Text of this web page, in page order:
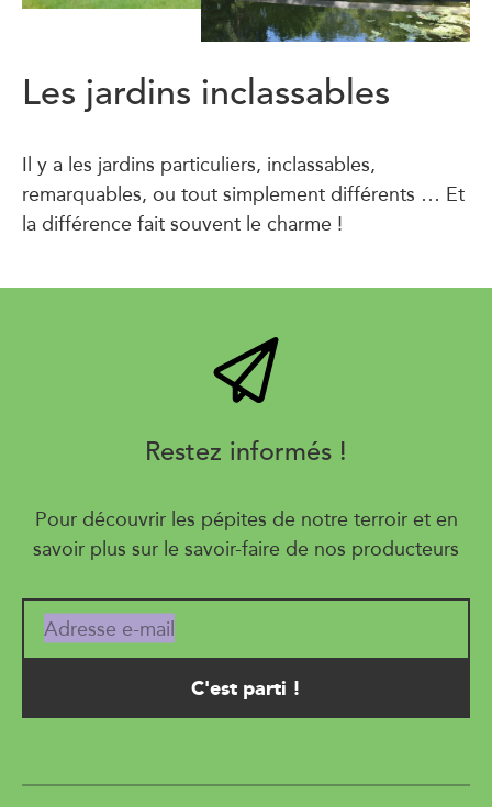
Les jardins inclassables
Il y a les jardins particuliers, inclassables,
remarquables, ou tout simplement différents … Et
la différence fait souvent le charme !
Restez informés !
Pour découvrir les pépites de notre terroir et en
savoir plus sur le savoir-faire de nos producteurs
Adresse e-mail